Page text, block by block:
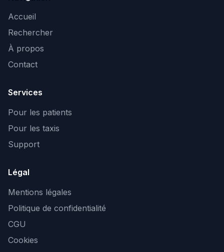
Accueil
Rechercher
À propos
Contact
Services
Pour les patients
Pour les taxis
Support
Légal
Mentions légales
Politique de confidentialité
CGU
Cookies